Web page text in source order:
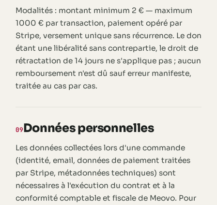
Modalités : montant minimum 2 € — maximum
1000 € par transaction, paiement opéré par
Stripe, versement unique sans récurrence. Le don
étant une libéralité sans contrepartie, le droit de
rétractation de 14 jours ne s'applique pas ; aucun
remboursement n'est dû sauf erreur manifeste,
traitée au cas par cas.
09Données personnelles
Les données collectées lors d'une commande
(identité, email, données de paiement traitées
par Stripe, métadonnées techniques) sont
nécessaires à l'exécution du contrat et à la
conformité comptable et fiscale de Meovo. Pour